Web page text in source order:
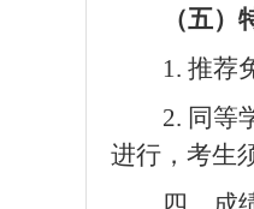
（五
1. 推荐
2. 同等
进行，考生